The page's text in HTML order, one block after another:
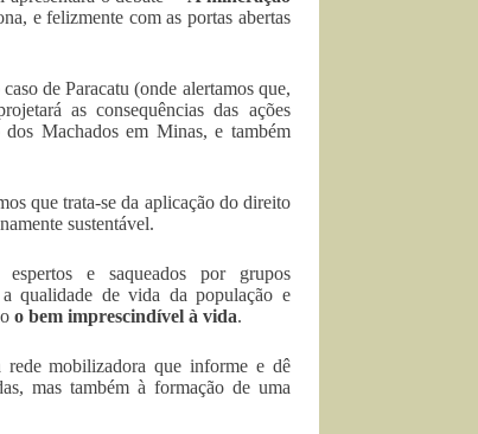
e felizmente com as portas abertas
de Paracatu (onde alertamos que,
as consequências das ações
Machados em Minas, e também
que trata-se da aplicação do direito
sustentável.
e saqueados por grupos
qualidade de vida da população e
o bem imprescindível à vida.
mobilizadora que informe e dê
mas também à formação de uma